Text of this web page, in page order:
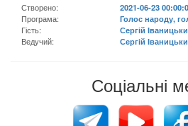
Створено:
2021-06-23
Програма:
Голос народу,
Гість:
Сергій
Ведучий:
Сергій
Соціальні